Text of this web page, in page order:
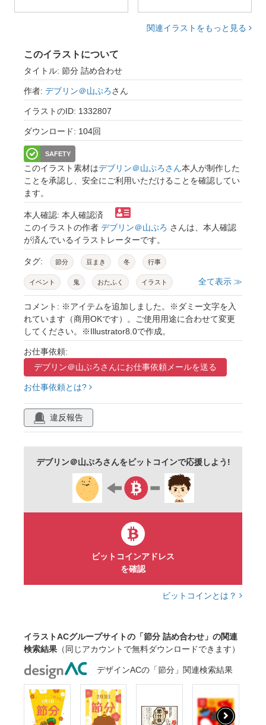
関連イラストをもっと見る
このイラストについて
タイトル: 節分 詰め合わせ
作者: デブリン＠山ぷろさん
イラストのID: 1332807
ダウンロード: 104回
SAFETY
このイラスト素材はデブリン＠山ぷろさん本人が制作した
ことを承認し、安全にご利用いただけることを確認してい
ます。
本人確認: 本人確認済
このイラストの作者 デブリン＠山ぷろ さんは、本人確認
が済んでいるイラストレーターです。
タグ: 節分 豆まき 冬 行事
イベント 鬼 おたふく イラスト
子供 笑顔 かわいい 楽しい お面
飾り枠 飾り罫 巻物 大豆
マスキングテープ 升 トラ柄 扇
扇子 レクリエーション 男の子 女の子
幼児 和柄
人物 ポップ
全て表示 ≫
コメント: ※アイテムを追加しました。※ダミー文字を入
れています（商用OKです）。ご使用用途に合わせて変更
してください。※Illustrator8.0で作成。
お仕事依頼:
デブリン＠山ぷろさんにお仕事依頼メールを送る
お仕事依頼とは?
違反報告
デブリン＠山ぷろさんをビットコインで応援しよう!
ビットコインアドレス
を確認
ビットコインとは？
イラストACグループサイトの「節分 詰め合わせ」の関連
検索結果 （同じアカウントで無料ダウンロードできます）
デザインACの「節分」関連検索結果